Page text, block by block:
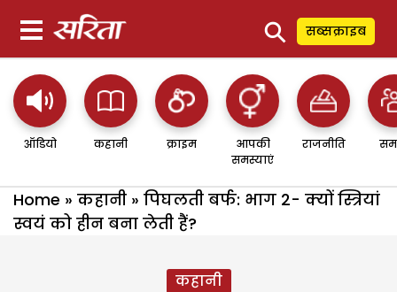
⚲ सब्सक्राइब
ऑडियो कहानी क्राइम
आपकी
समस्याएं
राजनीति
Home » कहानी » पिघलती बर्फ: भाग 2- क्यों स्त्रियां
स्वयं को हीन बना लेती हैं?
कहानी